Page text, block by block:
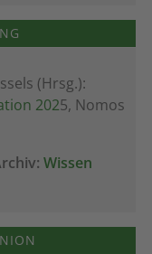
(Hrsg.):
2025, Nomos
Wissen